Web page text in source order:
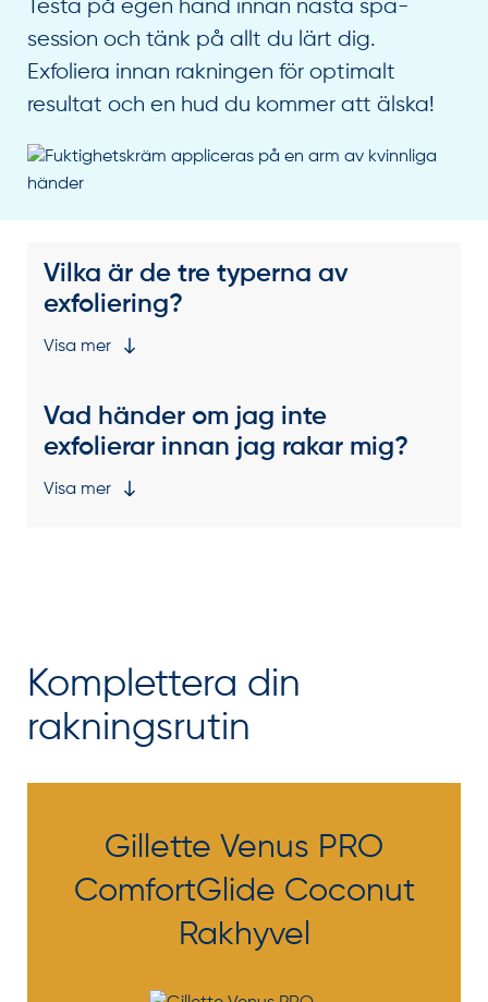
Testa på egen hand innan nästa spa-
session och tänk på allt du lärt dig.
Exfoliera innan rakningen för optimalt
resultat och en hud du kommer att älska!
Vilka är de tre typerna av
exfoliering?
Visa mer
Vad händer om jag inte
exfolierar innan jag rakar mig?
Visa mer
Komplettera din
rakningsrutin
Gillette Venus PRO
ComfortGlide Coconut
Rakhyvel